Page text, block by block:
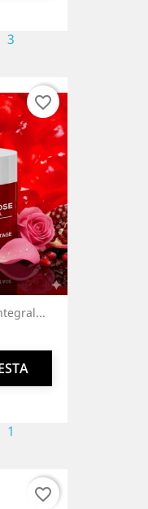
3
1
favorite_border
favorite_border